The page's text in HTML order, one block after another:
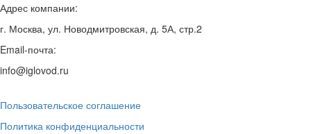
Адрес компании:
г. Москва, ул. Новодмитровская, д. 5А, стр.2
Email-почта:
info@iglovod.ru
Пользовательское соглашение
Политика конфиденциальности